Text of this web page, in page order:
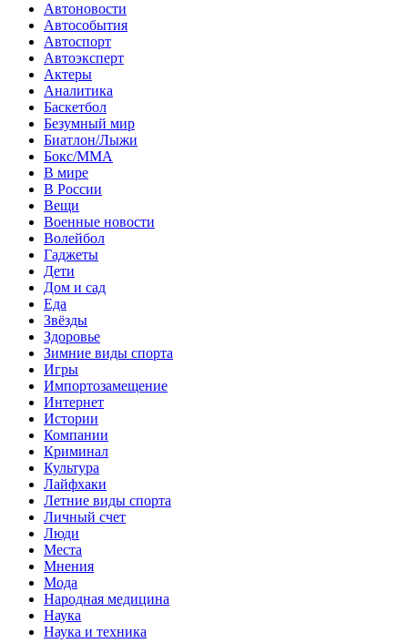
Автоновости
Автособытия
Автоспорт
Автоэксперт
Актеры
Аналитика
Баскетбол
Безумный мир
Биатлон/Лыжи
Бокс/MMA
В мире
В России
Вещи
Военные новости
Волейбол
Гаджеты
Дети
Дом и сад
Еда
Звёзды
Здоровье
Зимние виды спорта
Игры
Импортозамещение
Интернет
Истории
Компании
Криминал
Культура
Лайфхаки
Летние виды спорта
Личный счет
Люди
Места
Мнения
Мода
Народная медицина
Наука
Наука и техника